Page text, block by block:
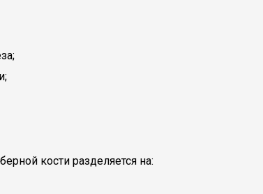
кости разделяется на: